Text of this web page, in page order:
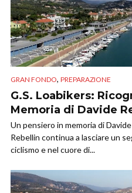
GRAN FONDO, PREPARAZIONE
G.S. Loabikers:
Memoria di Davide
Un pensiero in memoria di
Rebellin continua a lasciare un
ciclismo e nel cuore di...